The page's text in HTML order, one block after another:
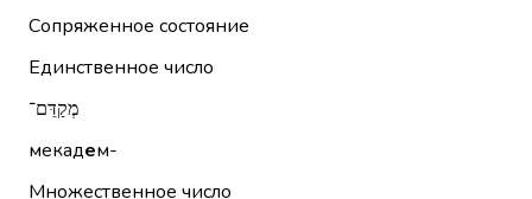
Сопряженное состояние
Единственное число
מְקַדֵּם־
мекадем-
Множественное число